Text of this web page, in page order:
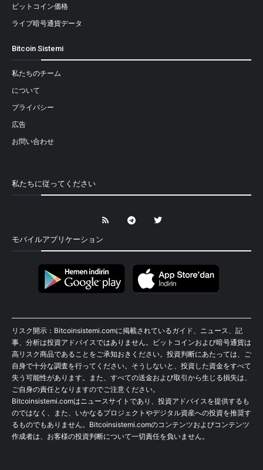
ビットコイン価格
ライブ暗号通貨データ
Bitcoin Sistemi
私たちのチーム
について
プライバシー
広告
お問い合わせ
私たちに従ってください
モバイルアプリケーション
リスク開示：Bitcoinsistemi.comに掲載されているガイド、ニュース、記
事、分析は投資アドバイスではありません。ビットコインおよび暗号通貨は
高リスク商品であることをご承知おきください。投資判断にあたっては、ご
自身で十分な調査を行ってください。そうしないと、投資した資金をすべて
失う可能性があります。また、すべての送金および取引から生じる損失は、
ご自身の責任となりますのでご注意ください。
Bitcoinsistemi.comはニュースサイトであり、投資アドバイスを提供するも
のではなく、また、いかなるプロジェクトやデジタル資産への投資を推奨す
るものでもありません。Bitcoinsistemi.comのコンテンツおよびコンテンツ
作成者は、お客様の投資判断について一切責任を負いません。